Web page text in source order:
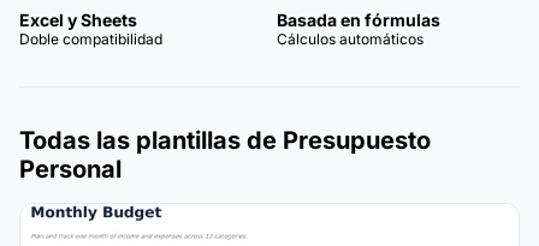
Excel y Sheets
Doble compatibilidad
Basada en fórmulas
Cálculos automáticos
Todas las plantillas de Presupuesto
Personal